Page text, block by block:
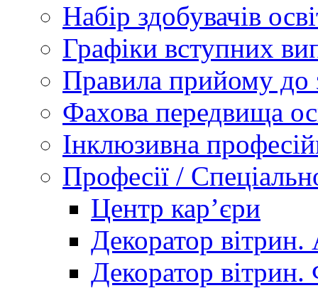
Набір здобувачів
Графіки вступних
Правила прийому до
Фахова передвища
Інклюзивна
Професії /
Центр кар’єри
Декоратор вітрин.
Декоратор вітрин.